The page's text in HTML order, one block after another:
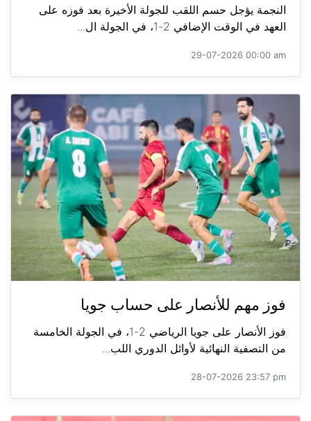
النجمة يؤجل حسم اللقب للجولة الأخيرة بعد فوزه على
العهد في الوقت الإضافي 2-1، في الجولة ال...
29-07-2026 00:00 am
فوز مهم للأنصار على حساب جويا
فوز الأنصار على جويا الرياضي 2-1، في الجولة الخامسة
من التصفية النهائية لأوائل الدوري اللب...
28-07-2026 23:57 pm